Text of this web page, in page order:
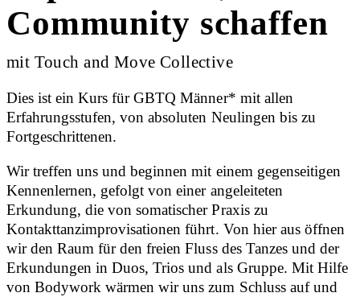
Community schaffen
mit Touch and Move Collective
Dies ist ein Kurs für GBTQ Männer* mit allen
Erfahrungsstufen, von absoluten Neulingen bis zu
Fortgeschrittenen.
Wir treffen uns und beginnen mit einem gegenseitigen
Kennenlernen, gefolgt von einer angeleiteten
Erkundung, die von somatischer Praxis zu
Kontakttanzimprovisationen führt. Von hier aus öffnen
wir den Raum für den freien Fluss des Tanzes und der
Erkundungen in Duos, Trios und als Gruppe. Mit Hilfe
von Bodywork wärmen wir uns zum Schluss auf und